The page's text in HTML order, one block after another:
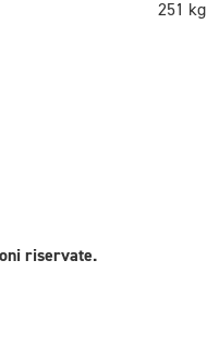
251 kg
riservate.